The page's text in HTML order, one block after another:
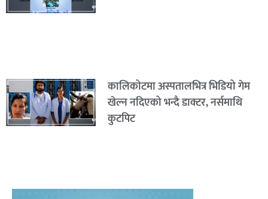
कालिकोटमा अस्पतालभित्र भिडियो गेम
खेल्न नदिएको भन्दै डाक्टर, नर्समाथि
कुटपिट